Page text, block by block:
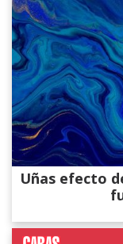
Uñas efecto